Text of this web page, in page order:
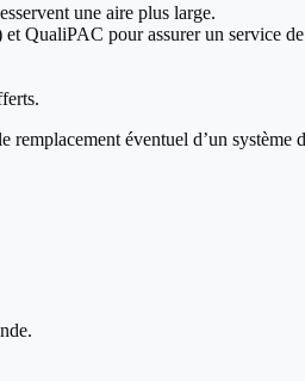
une aire plus large.
QualiPAC pour assurer un service de
éventuel d’un système